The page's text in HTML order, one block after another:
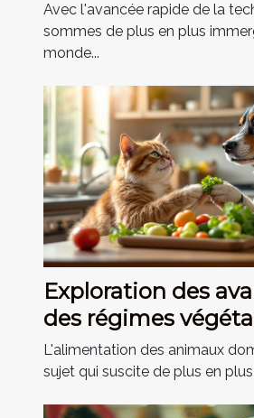
yeux à l'ère
Avec l'avancée rapide de la
sommes de plus en plus
monde...
Exploration des
des régimes
les animaux
L'alimentation des animaux
sujet qui suscite de plus en plus